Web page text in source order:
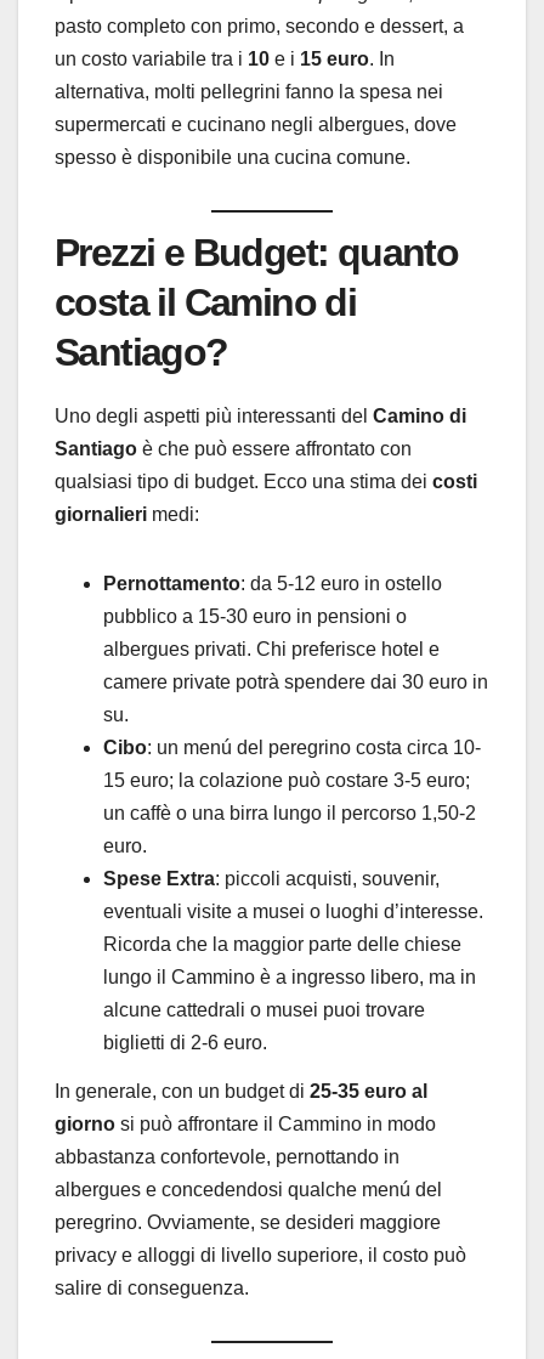
pasto completo con primo, secondo e dessert, a
un costo variabile tra i 10 e i 15 euro. In
alternativa, molti pellegrini fanno la spesa nei
supermercati e cucinano negli albergues, dove
spesso è disponibile una cucina comune.
Prezzi e Budget: quanto
costa il Camino di
Santiago?
Uno degli aspetti più interessanti del Camino di
Santiago è che può essere affrontato con
qualsiasi tipo di budget. Ecco una stima dei costi
giornalieri medi:
Pernottamento: da 5-12 euro in ostello
pubblico a 15-30 euro in pensioni o
albergues privati. Chi preferisce hotel e
camere private potrà spendere dai 30 euro in
su.
Cibo: un menú del peregrino costa circa 10-
15 euro; la colazione può costare 3-5 euro;
un caffè o una birra lungo il percorso 1,50-2
euro.
Spese Extra: piccoli acquisti, souvenir,
eventuali visite a musei o luoghi d’interesse.
Ricorda che la maggior parte delle chiese
lungo il Cammino è a ingresso libero, ma in
alcune cattedrali o musei puoi trovare
biglietti di 2-6 euro.
In generale, con un budget di 25-35 euro al
giorno si può affrontare il Cammino in modo
abbastanza confortevole, pernottando in
albergues e concedendosi qualche menú del
peregrino. Ovviamente, se desideri maggiore
privacy e alloggi di livello superiore, il costo può
salire di conseguenza.